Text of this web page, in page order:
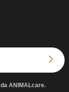
da ANIMALcare.